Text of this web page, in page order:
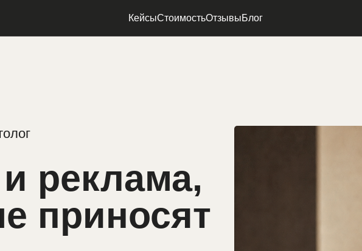
КейсыСтоимостьОтзывыБлог
реклама,
приносят